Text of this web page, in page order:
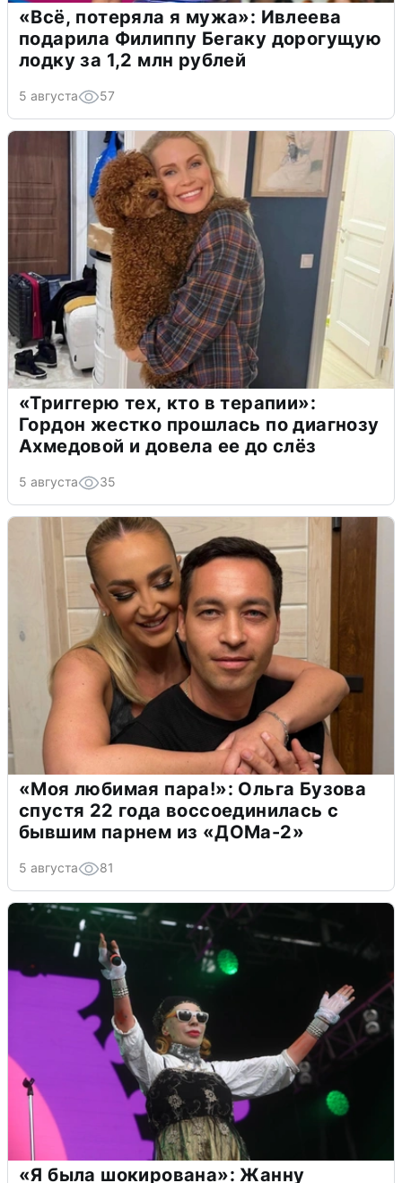
«Всё, потеряла я мужа»: Ивлеева
подарила Филиппу Бегаку дорогущую
лодку за 1,2 млн рублей
5 августа 57
«Триггерю тех, кто в терапии»:
Гордон жестко прошлась по диагнозу
Ахмедовой и довела ее до слёз
5 августа 35
«Моя любимая пара!»: Ольга Бузова
спустя 22 года воссоединилась с
бывшим парнем из «ДОМа-2»
5 августа 81
«Я была шокирована»: Жанну